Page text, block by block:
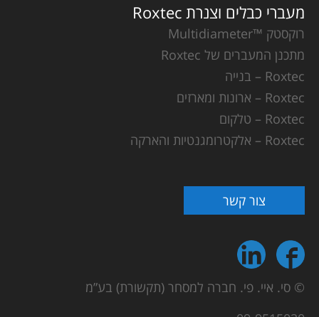
מעברי כבלים וצנרת Roxtec
רוקסטק ™Multidiameter
מתכנן המעברים של Roxtec
Roxtec – בנייה
Roxtec – ארונות ומארזים
Roxtec – טלקום
Roxtec – אלקטרומגנטיות והארקה
צור קשר
© סי. איי. פי. חברה למסחר (תקשורת) בע”מ